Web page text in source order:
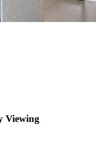
Viewing